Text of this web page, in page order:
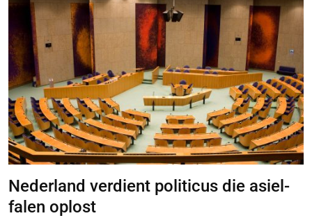
Nederland verdient politicus die asiel-
falen oplost